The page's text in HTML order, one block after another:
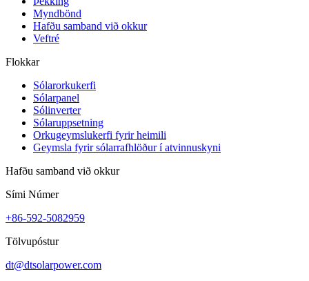
Myndbönd
Hafðu samband við okkur
Veftré
Flokkar
Sólarorkukerfi
Sólarpanel
Sólinverter
Sólaruppsetning
Orkugeymslukerfi fyrir heimili
Geymsla fyrir sólarrafhlöður í atvinnuskyni
Hafðu samband við okkur
Sími Númer
+86-592-5082959
Tölvupóstur
dt@dtsolarpower.com